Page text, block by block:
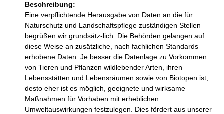
Beschreibung:
Eine verpflichtende Herausgabe von Daten an die für
Naturschutz und Landschaftspflege zuständigen Stellen
begrüßen wir grundsätz-lich. Die Behörden gelangen auf
diese Weise an zusätzliche, nach fachlichen Standards
erhobene Daten. Je besser die Datenlage zu Vorkommen
von Tieren und Pflanzen wildlebender Arten, ihren
Lebensstätten und Lebensräumen sowie von Biotopen ist,
desto eher ist es möglich, geeignete und wirksame
Maßnahmen für Vorhaben mit erheblichen
Umweltauswirkungen festzulegen. Dies fördert aus unserer